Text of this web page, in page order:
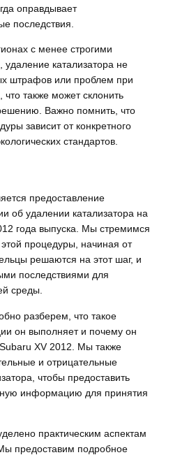
оправдывает
последствия.
с менее строгими
катализатора не
штрафов или проблем при
также может склонить
Важно помнить, что
зависит от конкретного
стандартов.
предоставление
об удалении катализатора на
года выпуска. Мы стремимся
процедуры, начиная от
решаются на этот шаг, и
последствиями для
среды.
разберем, что такое
он выполняет и почему он
XV 2012. Мы также
и отрицательные
чтобы предоставить
информацию для принятия
практическим аспектам
предоставим подробное